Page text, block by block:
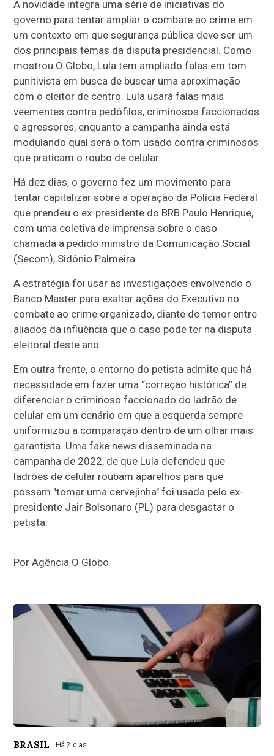
A novidade integra uma série de iniciativas do
governo para tentar ampliar o combate ao crime em
um contexto em que segurança pública deve ser um
dos principais temas da disputa presidencial. Como
mostrou O Globo, Lula tem ampliado falas em tom
punitivista em busca de buscar uma aproximação
com o eleitor de centro. Lula usará falas mais
veementes contra pedófilos, criminosos faccionados
e agressores, enquanto a campanha ainda está
modulando qual será o tom usado contra criminosos
que praticam o roubo de celular.
Há dez dias, o governo fez um movimento para
tentar capitalizar sobre a operação da Polícia Federal
que prendeu o ex-presidente do BRB Paulo Henrique,
com uma coletiva de imprensa sobre o caso
chamada a pedido ministro da Comunicação Social
(Secom), Sidônio Palmeira.
A estratégia foi usar as investigações envolvendo o
Banco Master para exaltar ações do Executivo no
combate ao crime organizado, diante do temor entre
aliados da influência que o caso pode ter na disputa
eleitoral deste ano.
Em outra frente, o entorno do petista admite que há
necessidade em fazer uma “correção histórica” de
diferenciar o criminoso faccionado do ladrão de
celular em um cenário em que a esquerda sempre
uniformizou a comparação dentro de um olhar mais
garantista. Uma fake news disseminada na
campanha de 2022, de que Lula defendeu que
ladrões de celular roubam aparelhos para que
possam "tomar uma cervejinha" foi usada pelo ex-
presidente Jair Bolsonaro (PL) para desgastar o
petista.
Por Agência O Globo
BRASIL Há 2 dias